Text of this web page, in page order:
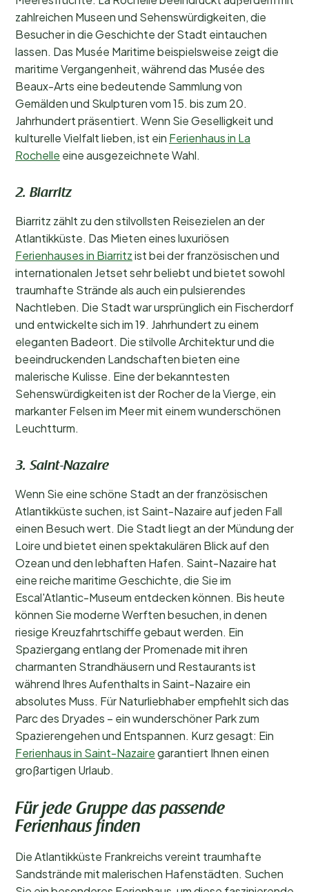
zahlreichen Museen und Sehenswürdigkeiten, die
Besucher in die Geschichte der Stadt eintauchen
lassen. Das Musée Maritime beispielsweise zeigt die
maritime Vergangenheit, während das Musée des
Beaux-Arts eine bedeutende Sammlung von
Gemälden und Skulpturen vom 15. bis zum 20.
Jahrhundert präsentiert. Wenn Sie Geselligkeit und
kulturelle Vielfalt lieben, ist ein Ferienhaus in La
Rochelle eine ausgezeichnete Wahl.
2. Biarritz
Biarritz zählt zu den stilvollsten Reisezielen an der
Atlantikküste. Das Mieten eines luxuriösen
Ferienhauses in Biarritzist bei der französischen und
internationalen Jetset sehr beliebt und bietet sowohl
traumhafte Strände als auch ein pulsierendes
Nachtleben. Die Stadt war ursprünglich ein Fischerdorf
und entwickelte sich im 19. Jahrhundert zu einem
eleganten Badeort. Die stilvolle Architektur und die
beeindruckenden Landschaften bieten eine
malerische Kulisse. Eine der bekanntesten
Sehenswürdigkeiten ist der Rocher de la Vierge, ein
markanter Felsen im Meer mit einem wunderschönen
Leuchtturm.
3. Saint-Nazaire
Wenn Sie eine schöne Stadt an der französischen
Atlantikküste suchen, ist Saint-Nazaire auf jeden Fall
einen Besuch wert. Die Stadt liegt an der Mündung der
Loire und bietet einen spektakulären Blick auf den
Ozean und den lebhaften Hafen. Saint-Nazaire hat
eine reiche maritime Geschichte, die Sie im
Escal'Atlantic-Museum entdecken können. Bis heute
können Sie moderne Werften besuchen, in denen
riesige Kreuzfahrtschiffe gebaut werden. Ein
Spaziergang entlang der Promenade mit ihren
charmanten Strandhäusern und Restaurants ist
während Ihres Aufenthalts in Saint-Nazaire ein
absolutes Muss. Für Naturliebhaber empfiehlt sich das
Parc des Dryades – ein wunderschöner Park zum
Spazierengehen und Entspannen. Kurz gesagt: Ein
Ferienhaus in Saint-Nazairegarantiert Ihnen einen
großartigen Urlaub.
Für jede Gruppe das passende
Ferienhaus finden
Die Atlantikküste Frankreichs vereint traumhafte
Sandstrände mit malerischen Hafenstädten. Suchen